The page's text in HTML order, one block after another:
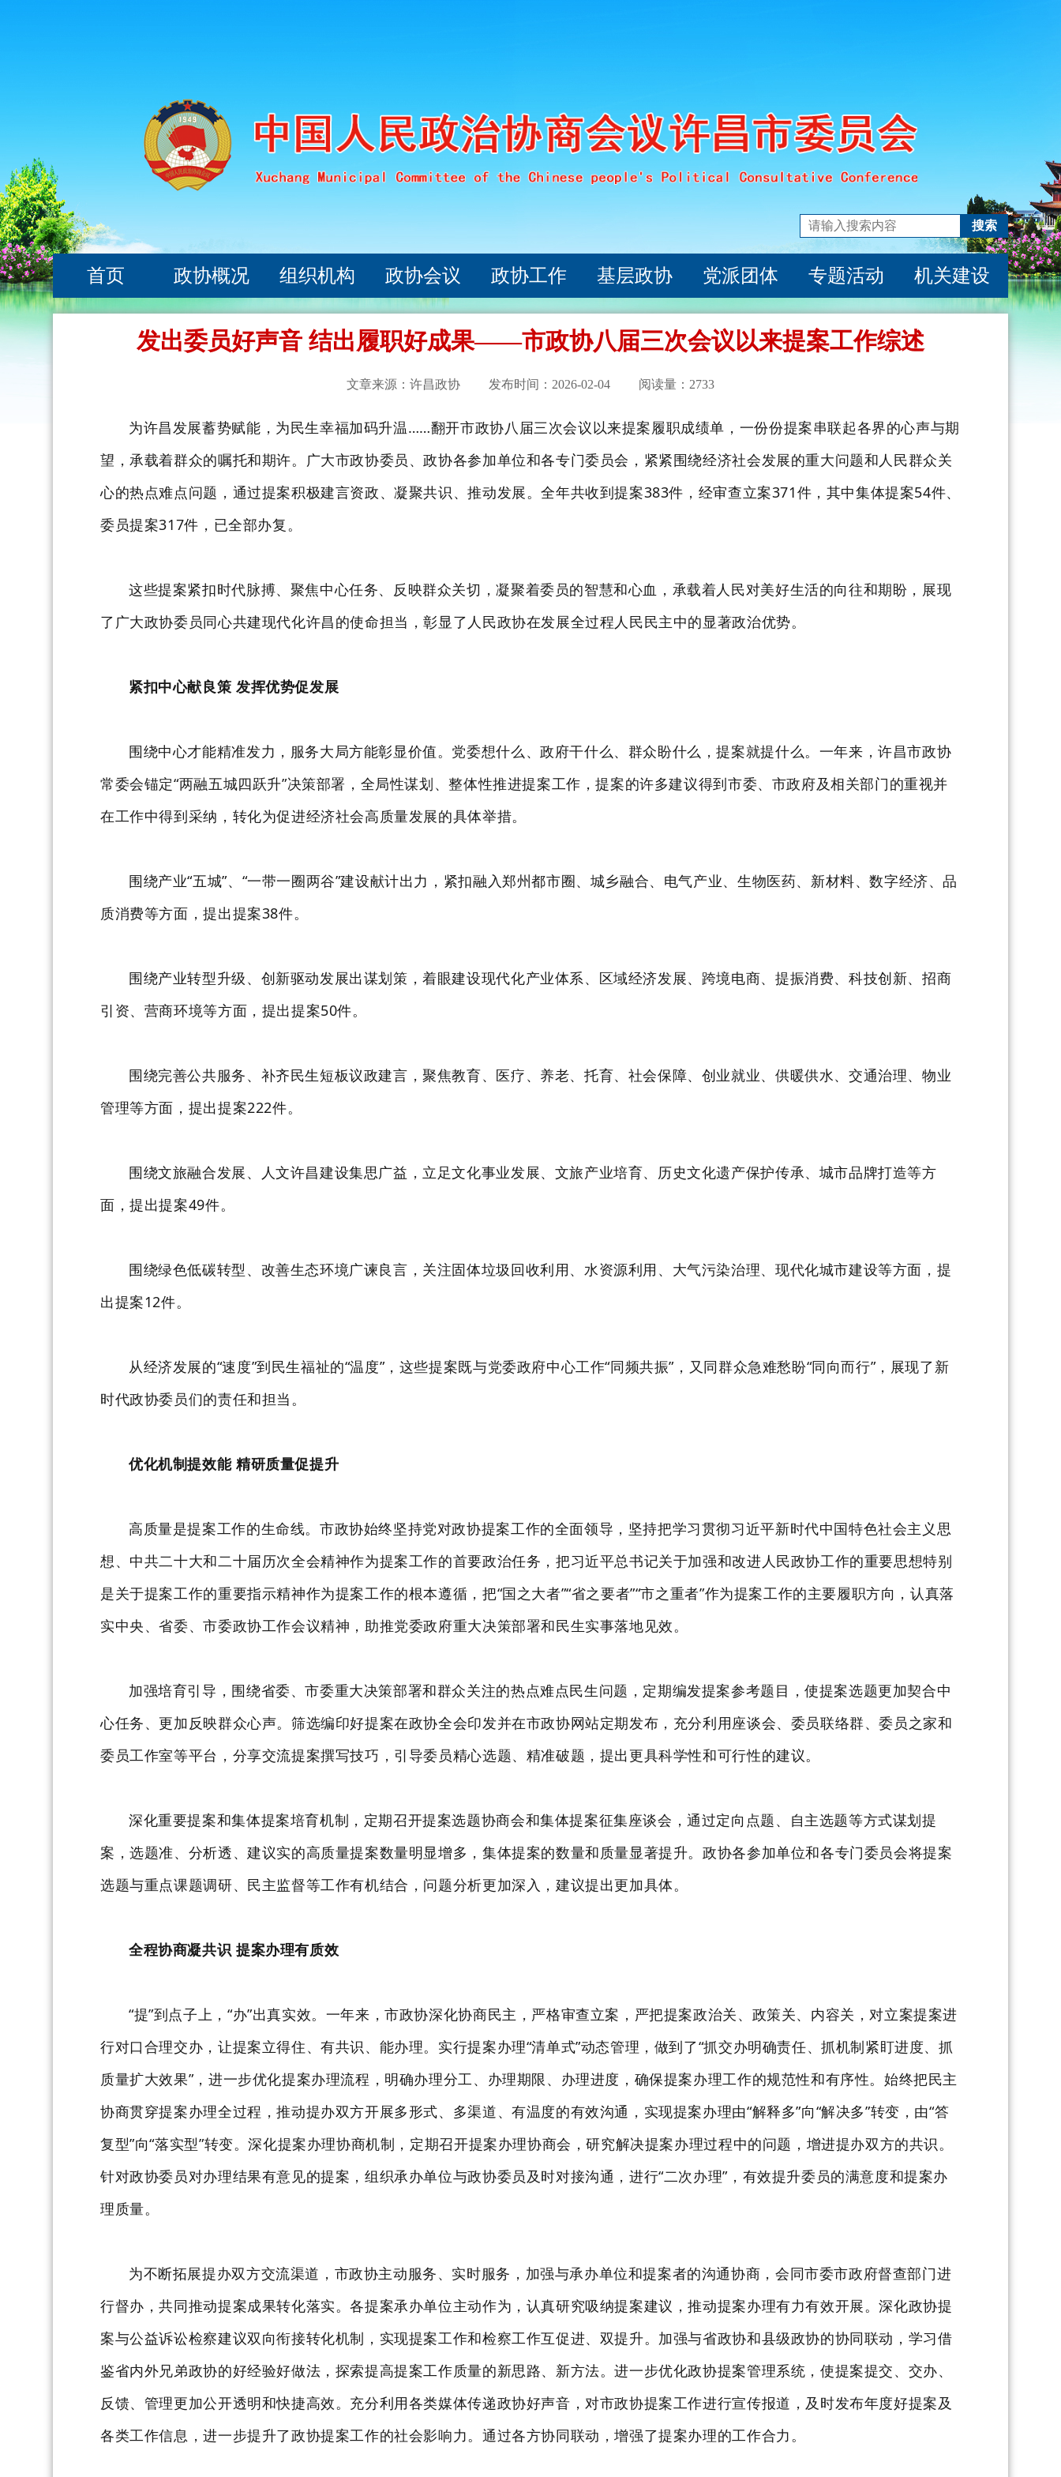
搜索
首页 政协概况 组织机构 政协会议 政协工作 基层政协 党派团体 专题活动 机关建设
发出委员好声音 结出履职好成果——市政协八届三次会议以来提案工作综述
文章来源：许昌政协 发布时间： 2026-02-04 阅读量：2733
为许昌发展蓄势赋能，为民生幸福加码升温……翻开市政协八届三次会议以来提案履职成绩单，一份份提案串联起各界的心声与期
望，承载着群众的嘱托和期许。广大市政协委员、政协各参加单位和各专门委员会，紧紧围绕经济社会发展的重大问题和人民群众关
心的热点难点问题，通过提案积极建言资政、凝聚共识、推动发展。全年共收到提案383件，经审查立案371件，其中集体提案54件、
委员提案317件，已全部办复。
这些提案紧扣时代脉搏、聚焦中心任务、反映群众关切，凝聚着委员的智慧和心血，承载着人民对美好生活的向往和期盼，展现
了广大政协委员同心共建现代化许昌的使命担当，彰显了人民政协在发展全过程人民民主中的显著政治优势。
紧扣中心献良策 发挥优势促发展
围绕中心才能精准发力，服务大局方能彰显价值。党委想什么、政府干什么、群众盼什么，提案就提什么。一年来，许昌市政协
常委会锚定“两融五城四跃升”决策部署，全局性谋划、整体性推进提案工作，提案的许多建议得到市委、市政府及相关部门的重视并
在工作中得到采纳，转化为促进经济社会高质量发展的具体举措。
围绕产业“五城”、“一带一圈两谷”建设献计出力，紧扣融入郑州都市圈、城乡融合、电气产业、生物医药、新材料、数字经济、品
质消费等方面，提出提案38件。
围绕产业转型升级、创新驱动发展出谋划策，着眼建设现代化产业体系、区域经济发展、跨境电商、提振消费、科技创新、招商
引资、营商环境等方面，提出提案50件。
围绕完善公共服务、补齐民生短板议政建言，聚焦教育、医疗、养老、托育、社会保障、创业就业、供暖供水、交通治理、物业
管理等方面，提出提案222件。
围绕文旅融合发展、人文许昌建设集思广益，立足文化事业发展、文旅产业培育、历史文化遗产保护传承、城市品牌打造等方
面，提出提案49件。
围绕绿色低碳转型、改善生态环境广谏良言，关注固体垃圾回收利用、水资源利用、大气污染治理、现代化城市建设等方面，提
出提案12件。
从经济发展的“速度”到民生福祉的“温度”，这些提案既与党委政府中心工作“同频共振”，又同群众急难愁盼“同向而行”，展现了新
时代政协委员们的责任和担当。
优化机制提效能 精研质量促提升
高质量是提案工作的生命线。市政协始终坚持党对政协提案工作的全面领导，坚持把学习贯彻习近平新时代中国特色社会主义思
想、中共二十大和二十届历次全会精神作为提案工作的首要政治任务，把习近平总书记关于加强和改进人民政协工作的重要思想特别
是关于提案工作的重要指示精神作为提案工作的根本遵循，把“国之大者”“省之要者”“市之重者”作为提案工作的主要履职方向，认真落
实中央、省委、市委政协工作会议精神，助推党委政府重大决策部署和民生实事落地见效。
加强培育引导，围绕省委、市委重大决策部署和群众关注的热点难点民生问题，定期编发提案参考题目，使提案选题更加契合中
心任务、更加反映群众心声。筛选编印好提案在政协全会印发并在市政协网站定期发布，充分利用座谈会、委员联络群、委员之家和
委员工作室等平台，分享交流提案撰写技巧，引导委员精心选题、精准破题，提出更具科学性和可行性的建议。
深化重要提案和集体提案培育机制，定期召开提案选题协商会和集体提案征集座谈会，通过定向点题、自主选题等方式谋划提
案，选题准、分析透、建议实的高质量提案数量明显增多，集体提案的数量和质量显著提升。政协各参加单位和各专门委员会将提案
选题与重点课题调研、民主监督等工作有机结合，问题分析更加深入，建议提出更加具体。
全程协商凝共识 提案办理有质效
“提”到点子上，“办”出真实效。一年来，市政协深化协商民主，严格审查立案，严把提案政治关、政策关、内容关，对立案提案进
行对口合理交办，让提案立得住、有共识、能办理。实行提案办理“清单式”动态管理，做到了“抓交办明确责任、抓机制紧盯进度、抓
质量扩大效果”，进一步优化提案办理流程，明确办理分工、办理期限、办理进度，确保提案办理工作的规范性和有序性。始终把民主
协商贯穿提案办理全过程，推动提办双方开展多形式、多渠道、有温度的有效沟通，实现提案办理由“解释多”向“解决多”转变，由“答
复型”向“落实型”转变。深化提案办理协商机制，定期召开提案办理协商会，研究解决提案办理过程中的问题，增进提办双方的共识。
针对政协委员对办理结果有意见的提案，组织承办单位与政协委员及时对接沟通，进行“二次办理”，有效提升委员的满意度和提案办
理质量。
为不断拓展提办双方交流渠道，市政协主动服务、实时服务，加强与承办单位和提案者的沟通协商，会同市委市政府督查部门进
行督办，共同推动提案成果转化落实。各提案承办单位主动作为，认真研究吸纳提案建议，推动提案办理有力有效开展。深化政协提
案与公益诉讼检察建议双向衔接转化机制，实现提案工作和检察工作互促进、双提升。加强与省政协和县级政协的协同联动，学习借
鉴省内外兄弟政协的好经验好做法，探索提高提案工作质量的新思路、新方法。进一步优化政协提案管理系统，使提案提交、交办、
反馈、管理更加公开透明和快捷高效。充分利用各类媒体传递政协好声音，对市政协提案工作进行宣传报道，及时发布年度好提案及
各类工作信息，进一步提升了政协提案工作的社会影响力。通过各方协同联动，增强了提案办理的工作合力。